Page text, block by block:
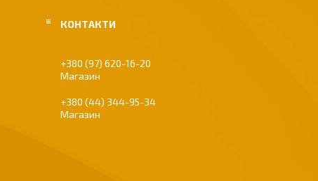
+380 (97) 620-16-20
Магазин
+380 (44) 344-95-34
Магазин